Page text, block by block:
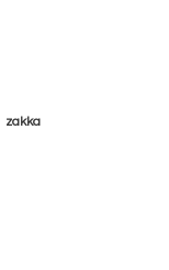
zakka